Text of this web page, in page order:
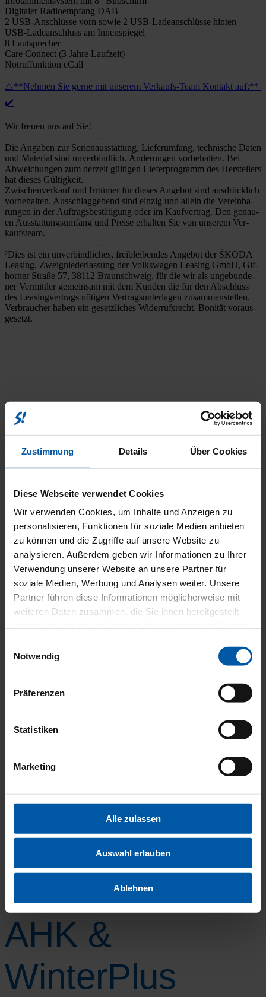
Zustimmung Details Über Cookies
Diese Webseite verwendet Cookies
Wir verwenden Cookies, um Inhalte und Anzeigen zu
personalisieren, Funktionen für soziale Medien anbieten
zu können und die Zugriffe auf unsere Website zu
analysieren. Außerdem geben wir Informationen zu Ihrer
Verwendung unserer Website an unsere Partner für
soziale Medien, Werbung und Analysen weiter. Unsere
Partner führen diese Informationen möglicherweise mit
weiteren Daten zusammen, die Sie ihnen bereitgestellt
Notwendig
Präferenzen
Statistiken
Marketing
Alle zulassen
Auswahl erlauben
Ablehnen
Digi­ta­ler Radio­emp­fang DAB+
2 USB-Anschlüs­­se vorn sowie 2 USB-Lade­an­­schlüs­­se hin­ten
USB-Lade­an­­schluss am Innen­spie­gel
8 Laut­spre­cher
Care Con­nect (3 Jah­re Lauf­zeit)
Not­ruf­funk­ti­on eCall
⚠️**Neh­men Sie ger­ne mit unse­rem Ver­­­kaufs-Team Kon­takt auf:**
✔️
Wir freu­en uns auf Sie!
——————————-
Die Anga­ben zur Seri­en­aus­stat­tung, Lie­fer­um­fang, tech­ni­sche Daten
und Mate­ri­al sind unver­bind­lich. Ände­run­gen vor­be­hal­ten. Bei
Abwei­chun­gen zum der­zeit gül­ti­gen Lie­fer­pro­gramm des Her­stel­lers
hat die­ses Gül­tig­keit.
Zwi­schen­ver­kauf und Irr­tü­mer für die­ses Ange­bot sind aus­drück­lich
vor­be­hal­ten. Aus­schlag­ge­bend sind ein­zig und allein die Ver­ein­ba­
run­gen in der Auf­trags­be­stä­ti­gung oder im Kauf­ver­trag. Den genau­
en Aus­stat­tungs­um­fang und Prei­se erhal­ten Sie von unse­rem Ver­
kaufs­team.
——————————-
²Dies ist ein unver­bind­li­ches, frei­blei­ben­des Ange­bot der ŠKODA
Lea­sing, Zweig­nie­der­las­sung der Volks­wa­gen Lea­sing GmbH, Gif­
hor­ner Stra­ße 57, 38112 Braun­schweig, für die wir als unge­bun­de­
ner Ver­mitt­ler gemein­sam mit dem Kun­den die für den Abschluss
des Lea­sing­ver­trags nöti­gen Ver­trags­un­ter­la­gen zusam­men­stel­len.
Ver­brau­cher haben ein gesetz­li­ches Wider­rufs­recht. Boni­tät vor­aus­
ge­setzt.
jetzt anru­fen 24/7 mög­lich
Skoda Kamiq
Selection⚡ inkl.
AHK &
WinterPlus